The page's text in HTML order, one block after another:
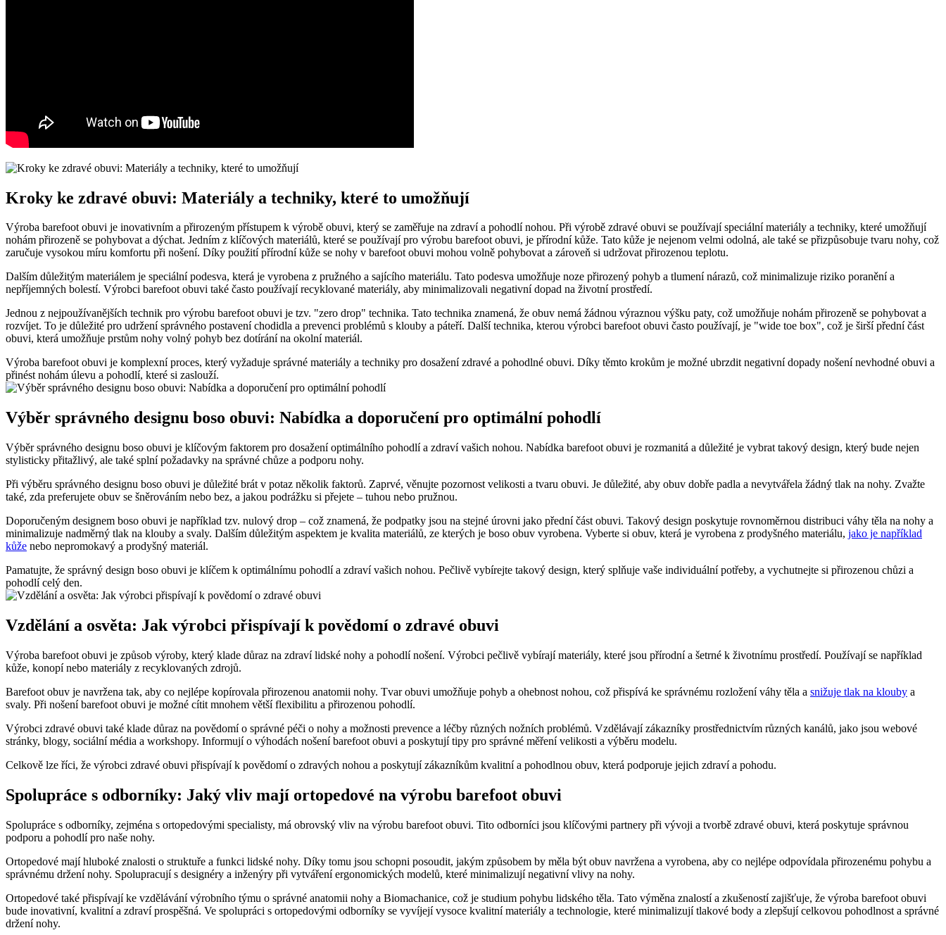
Kroky ke zdravé obuvi: Materiály a techniky, které to umožňují
Výroba barefoot obuvi je inovativním a přirozeným přístupem k výrobě obuvi, který se zaměřuje na zdraví a pohodlí nohou. Při výrobě zdravé obuvi se používají speciální materiály a techniky, které umožňují
nohám přirozeně se pohybovat a dýchat. Jedním z klíčových materiálů, které se používají pro výrobu barefoot obuvi, je přírodní kůže. Tato kůže je nejenom velmi odolná, ale také se přizpůsobuje tvaru nohy, což
zaručuje vysokou míru komfortu při nošení. Díky použití přírodní kůže se nohy v barefoot obuvi mohou volně pohybovat a zároveň si udržovat přirozenou teplotu.
Dalším důležitým materiálem je speciální podesva, která je vyrobena z pružného a sajícího materiálu. Tato podesva umožňuje noze přirozený pohyb a tlumení nárazů, což minimalizuje riziko poranění a
nepříjemných bolestí. Výrobci barefoot obuvi také často používají recyklované materiály, aby minimalizovali negativní dopad na životní prostředí.
Jednou z nejpoužívanějších technik pro výrobu barefoot obuvi je tzv. "zero drop" technika. Tato technika znamená, že obuv nemá žádnou výraznou výšku paty, což umožňuje nohám přirozeně se pohybovat a
rozvíjet. To je důležité pro udržení správného postavení chodidla a prevenci problémů s klouby a páteří. Další technika, kterou výrobci barefoot obuvi často používají, je "wide toe box", což je širší přední část
obuvi, která umožňuje prstům nohy volný pohyb bez dotírání na okolní materiál.
Výroba barefoot obuvi je komplexní proces, který vyžaduje správné materiály a techniky pro dosažení zdravé a pohodlné obuvi. Díky těmto krokům je možné ubrzdit negativní dopady nošení nevhodné obuvi a
přinést nohám úlevu a pohodlí, které si zaslouží.
Výběr správného designu boso obuvi: Nabídka a doporučení pro optimální pohodlí
Výběr správného designu boso obuvi je klíčovým faktorem pro dosažení optimálního pohodlí a zdraví vašich nohou. Nabídka barefoot obuvi je rozmanitá a důležité je vybrat takový design, který bude nejen
stylisticky přitažlivý, ale také splní požadavky na správné chůze a podporu nohy.
Při výběru správného designu boso obuvi je důležité brát v potaz několik faktorů. Zaprvé, věnujte pozornost velikosti a tvaru obuvi. Je důležité, aby obuv dobře padla a nevytvářela žádný tlak na nohy. Zvažte
také, zda preferujete obuv se šněrováním nebo bez, a jakou podrážku si přejete – tuhou nebo pružnou.
Doporučeným designem boso obuvi je například tzv. nulový drop – což znamená, že podpatky jsou na stejné úrovni jako přední část obuvi. Takový design poskytuje rovnoměrnou distribuci váhy těla na nohy a
minimalizuje nadměrný tlak na klouby a svaly. Dalším důležitým aspektem je kvalita materiálů, ze kterých je boso obuv vyrobena. Vyberte si obuv, která je vyrobena z prodyšného materiálu, jako je například
kůže nebo nepromokavý a prodyšný materiál.
Pamatujte, že správný design boso obuvi je klíčem k optimálnímu pohodlí a zdraví vašich nohou. Pečlivě vybírejte takový design, který splňuje vaše individuální potřeby, a vychutnejte si přirozenou chůzi a
pohodlí celý den.
Vzdělání a osvěta: Jak výrobci přispívají k povědomí o zdravé obuvi
Výroba barefoot obuvi je způsob výroby, který klade důraz na zdraví lidské nohy a pohodlí nošení. Výrobci pečlivě vybírají materiály, které jsou přírodní a šetrné k životnímu prostředí. Používají se například
kůže, konopí nebo materiály z recyklovaných zdrojů.
Barefoot obuv je navržena tak, aby co nejlépe kopírovala přirozenou anatomii nohy. Tvar obuvi umožňuje pohyb a ohebnost nohou, což přispívá ke správnému rozložení váhy těla a snižuje tlak na klouby a
svaly. Při nošení barefoot obuvi je možné cítit mnohem větší flexibilitu a přirozenou pohodlí.
Výrobci zdravé obuvi také klade důraz na povědomí o správné péči o nohy a možnosti prevence a léčby různých nožních problémů. Vzdělávají zákazníky prostřednictvím různých kanálů, jako jsou webové
stránky, blogy, sociální média a workshopy. Informují o výhodách nošení barefoot obuvi a poskytují tipy pro správné měření velikosti a výběru modelu.
Celkově lze říci, že výrobci zdravé obuvi přispívají k povědomí o zdravých nohou a poskytují zákazníkům kvalitní a pohodlnou obuv, která podporuje jejich zdraví a pohodu.
Spolupráce s odborníky: Jaký vliv mají ortopedové na výrobu barefoot obuvi
Spolupráce s odborníky, zejména s ortopedovými specialisty, má obrovský vliv na výrobu barefoot obuvi. Tito odborníci jsou klíčovými partnery při vývoji a tvorbě zdravé obuvi, která poskytuje správnou
podporu a pohodlí pro naše nohy.
Ortopedové mají hluboké znalosti o struktuře a funkci lidské nohy. Díky tomu jsou schopni posoudit, jakým způsobem by měla být obuv navržena a vyrobena, aby co nejlépe odpovídala přirozenému pohybu a
správnému držení nohy. Spolupracují s designéry a inženýry při vytváření ergonomických modelů, které minimalizují negativní vlivy na nohy.
Ortopedové také přispívají ke vzdělávání výrobního týmu o správné anatomii nohy a Biomachanice, což je studium pohybu lidského těla. Tato výměna znalostí a zkušeností zajišťuje, že výroba barefoot obuvi
bude inovativní, kvalitní a zdraví prospěšná. Ve spolupráci s ortopedovými odborníky se vyvíjejí vysoce kvalitní materiály a technologie, které minimalizují tlakové body a zlepšují celkovou pohodlnost a správné
držení nohy.